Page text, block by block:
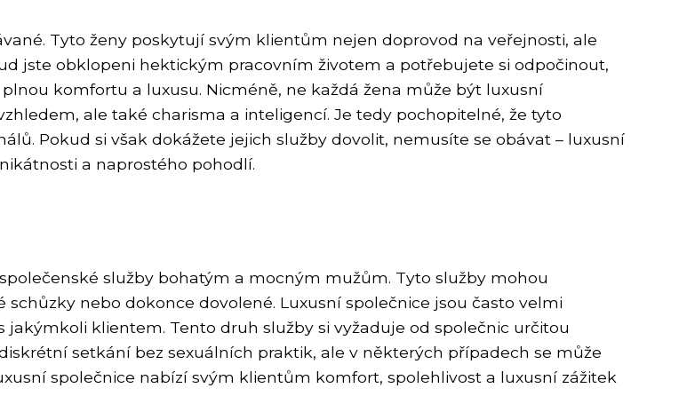
Tyto ženy poskytují svým klientům nejen doprovod na veřejnosti, ale
jste obklopeni hektickým pracovním životem a potřebujete si odpočinout,
komfortu a luxusu. Nicméně, ne každá žena může být luxusní
ale také charisma a inteligencí. Je tedy pochopitelné, že tyto
Pokud si však dokážete jejich služby dovolit, nemusíte se obávat – luxusní
a naprostého pohodlí.
služby bohatým a mocným mužům. Tyto služby mohou
nebo dokonce dovolené. Luxusní společnice jsou často velmi
klientem. Tento druh služby si vyžaduje od společnic určitou
setkání bez sexuálních praktik, ale v některých případech se může
společnice nabízí svým klientům komfort, spolehlivost a luxusní zážitek